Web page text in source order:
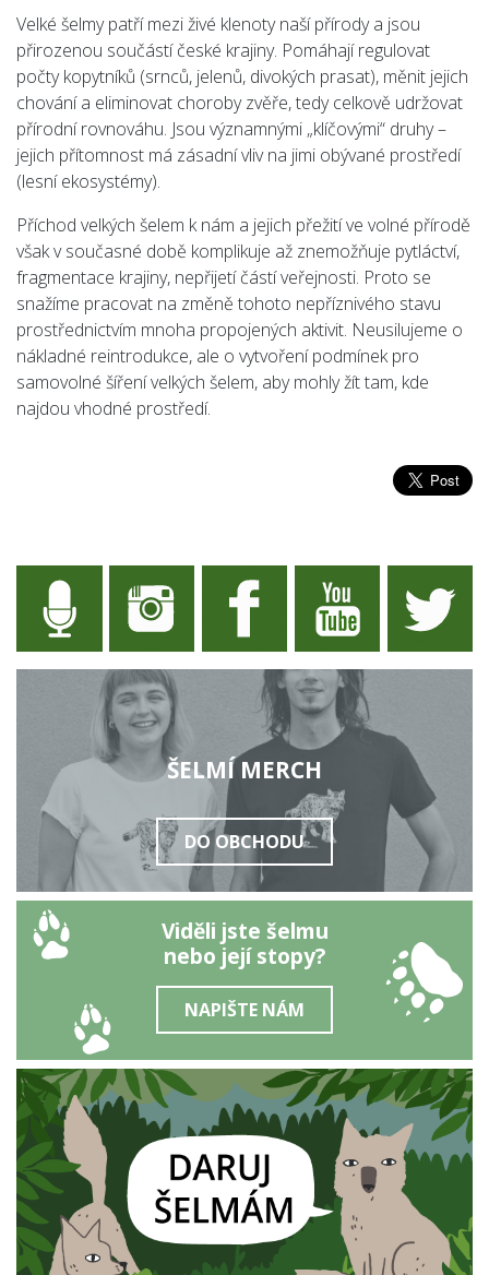
Velké šelmy patří mezi živé klenoty naší přírody a jsou
přirozenou součástí české krajiny. Pomáhají regulovat
počty kopytníků (srnců, jelenů, divokých prasat), měnit jejich
chování a eliminovat choroby zvěře, tedy celkově udržovat
přírodní rovnováhu. Jsou významnými „klíčovými“ druhy –
jejich přítomnost má zásadní vliv na jimi obývané prostředí
(lesní ekosystémy).
Příchod velkých šelem k nám a jejich přežití ve volné přírodě
však v současné době komplikuje až znemožňuje pytláctví,
fragmentace krajiny, nepřijetí částí veřejnosti. Proto se
snažíme pracovat na změně tohoto nepříznivého stavu
prostřednictvím mnoha propojených aktivit. Neusilujeme o
nákladné reintrodukce, ale o vytvoření podmínek pro
samovolné šíření velkých šelem, aby mohly žít tam, kde
najdou vhodné prostředí.
ŠELMÍ MERCH
DO OBCHODU
Viděli jste šelmu
nebo její stopy?
NAPIŠTE NÁM